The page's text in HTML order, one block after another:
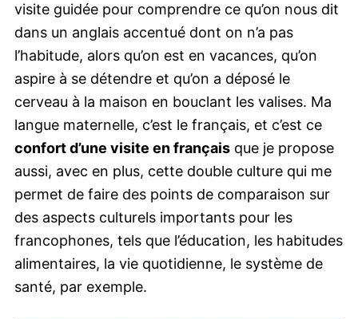
visite guidée pour comprendre ce qu’on nous dit
dans un anglais accentué dont on n’a pas
l’habitude, alors qu’on est en vacances, qu’on
aspire à se détendre et qu’on a déposé le
cerveau à la maison en bouclant les valises. Ma
langue maternelle, c’est le français, et c’est ce
confort d’une visite en français que je propose
aussi, avec en plus, cette double culture qui me
permet de faire des points de comparaison sur
des aspects culturels importants pour les
francophones, tels que l’éducation, les habitudes
alimentaires, la vie quotidienne, le système de
santé, par exemple.